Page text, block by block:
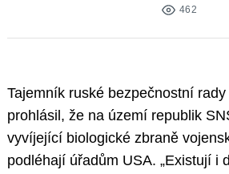
462
Tajemník ruské bezpečnostní
prohlásil, že na území republik
vyvíjející biologické zbraně
podléhají úřadům USA. „Existují i